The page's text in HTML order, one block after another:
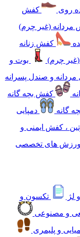
روی
کفش
(غیر چرم)
کفش زنانه
چرم)
بوت و
و صندل پسرانه
کفش بچه گانه
گانه
دمپایی
، کفش ایمنی و
های تخصصی
لژ
تکسون و
و مصنوعی
و پلیمری